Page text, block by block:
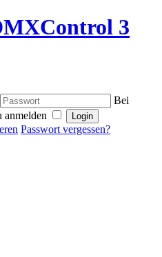
3
Bei
anmelden
Passwort vergessen?